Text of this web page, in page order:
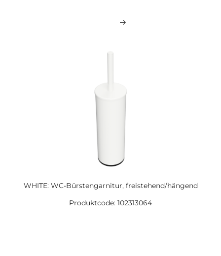
WHITE: WC-Bürstengarnitur, freistehend/hängend
Produktcode: 102313064